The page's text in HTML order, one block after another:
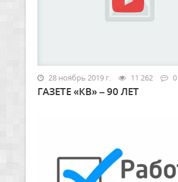
28 ноябрь 2019 г. 11 262 0
ГАЗЕТЕ «КВ» – 90 ЛЕТ